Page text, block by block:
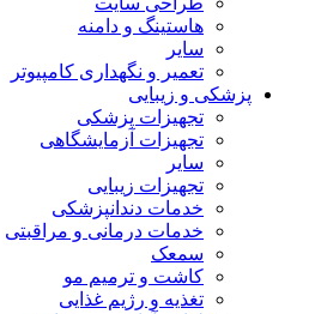
هاستینگ و دامنه
سایر
تعمیر و نگهداری کامپیوتر
پزشکی و زیبایی
تجهیزات پزشکی
تجهیزات آزمایشگاهی
سایر
تجهیزات زیبایی
خدمات دندانپزشکی
خدمات درمانی و مراقبتی
سمعک
کاشت و ترمیم مو
تغذیه و رژیم غذایی